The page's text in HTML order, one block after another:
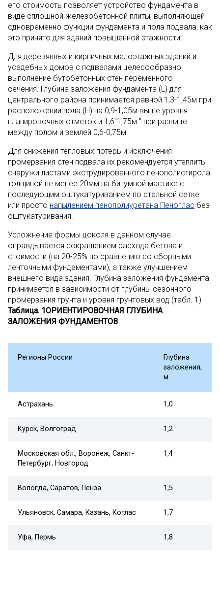
его стоимость позволяет устройство фундамента в
виде сплошной железобетонной плиты, выполняющей
одновременно функции фундамента и пола подвала, как
это принято для зданий повышенной этажности.
Для деревянных и кирпичных малоэтажных зданий и
усадебных домов с подвалами целесообразно
выполнение бутобетонных стен переменного
сечения. Глубина заложения фундамента (L) для
центрального района принимается равной 1,3-1,45м при
расположении пола (Н) на 0,9-1,05м выше уровня
планировочных отметок и 1,6"1,75м " при разнице
между полом и землей 0,6-0,75м
Для снижения тепловых потерь и исключения
промерзания стен подвала их рекомендуется утеплить
снаружи листами экструдированного пенополистирола
толщиной не менее 20мм на битумной мастике с
последующим оштукатуриванием по стальной сетке
или просто напылением пенополиуретана Пеноглас без
оштукатуривания.
Усложнение формы цоколя в данном случае
оправдывается сокращением расхода бетона и
стоимости (на 20-25% по сравнению со сборными
ленточными фундаментами), а также улучшением
внешнего вида здания. Глубина заложения фундамента
принимается в зависимости от глубины сезонного
промерзания грунта и уровня грунтовых вод (табл. 1)
Таблица. 1ОРИЕНТИРОВОЧНАЯ ГЛУБИНА
ЗАЛОЖЕНИЯ ФУНДАМЕНТОВ
Регионы России
Глубина
заложения,
м
Астрахань 1,0
Курск, Волгоград 1,2
Московская обл., Воронеж, Санкт-
Петербург, Новгород
1,4
Вологда, Саратов, Пенза 1,5
Ульяновск, Самара, Казань, Котлас 1,7
Уфа, Пермь 1,8